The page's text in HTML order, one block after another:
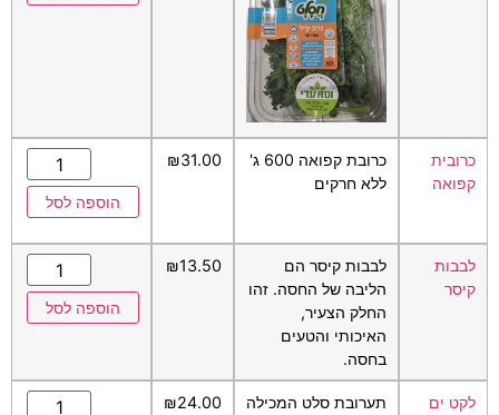
כרובית
קפואה
כרובת קפואה 600 ג'
ללא חרקים
₪31.00
הוספה לסל
לבבות
קיסר
לבבות קיסר הם
הליבה של החסה. זהו
החלק הצעיר,
האיכותי והטעים
בחסה.
₪13.50
הוספה לסל
לקט ים
תערובת סלט המכילה
₪24.00